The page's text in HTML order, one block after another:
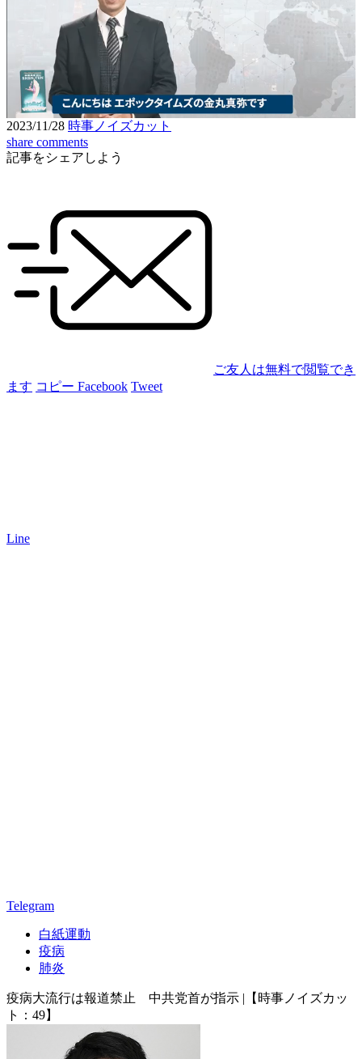
Unmute
Loaded:
5.93%
Settings
Seek
back
10
seconds
Seek
forward
10
seconds
2023/11/28 時事ノイズカット
share comments
記事をシェアしよう
ご友人は無料で閲覧でき
ます コピー Facebook Tweet
Line
Telegram
白紙運動
疫病
肺炎
疫病大流行は報道禁止 中共党首が指示 |【時事ノイズカッ
ト：49】